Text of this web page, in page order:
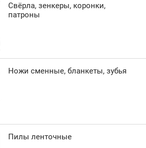
Свёрла, зенкеры, коронки,
патроны
Ножи сменные, бланкеты, зубья
Пилы ленточные